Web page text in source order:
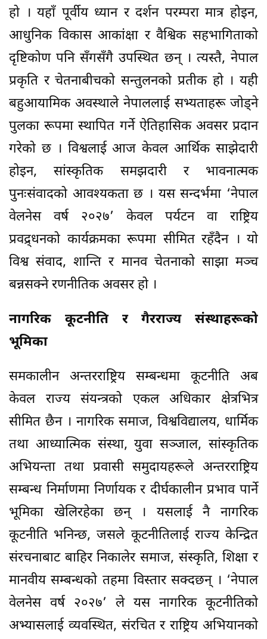
हो । यहाँ पूर्वीय ध्यान र दर्शन परम्परा मात्र होइन,
आधुनिक विकास आकांक्षा र वैश्विक सहभागिताको
दृष्टिकोण पनि सँगसँगै उपस्थित छन् । त्यस्तै, नेपाल
प्रकृति र चेतनाबीचको सन्तुलनको प्रतीक हो । यही
बहुआयामिक अवस्थाले नेपाललाई सभ्यताहरू जोड्ने
पुलका रूपमा स्थापित गर्ने ऐतिहासिक अवसर प्रदान
गरेको छ । विश्वलाई आज केवल आर्थिक साझेदारी
होइन, सांस्कृतिक समझदारी र भावनात्मक
पुनःसंवादको आवश्यकता छ । यस सन्दर्भमा ‘नेपाल
वेलनेस वर्ष २०२७’ केवल पर्यटन वा राष्ट्रिय
प्रवद्र्धनको कार्यक्रमका रूपमा सीमित रहँदैन । यो
विश्व संवाद, शान्ति र मानव चेतनाको साझा मञ्च
बन्नसक्ने रणनीतिक अवसर हो ।
नागरिक कूटनीति र गैरराज्य संस्थाहरूको
भूमिका
समकालीन अन्तरराष्ट्रिय सम्बन्धमा कूटनीति अब
केवल राज्य संयन्त्रको एकल अधिकार क्षेत्रभित्र
सीमित छैन । नागरिक समाज, विश्वविद्यालय, धार्मिक
तथा आध्यात्मिक संस्था, युवा सञ्जाल, सांस्कृतिक
अभियन्ता तथा प्रवासी समुदायहरूले अन्तरराष्ट्रिय
सम्बन्ध निर्माणमा निर्णायक र दीर्घकालीन प्रभाव पार्ने
भूमिका खेलिरहेका छन् । यसलाई नै नागरिक
कूटनीति भनिन्छ, जसले कूटनीतिलाई राज्य केन्द्रित
संरचनाबाट बाहिर निकालेर समाज, संस्कृति, शिक्षा र
मानवीय सम्बन्धको तहमा विस्तार सक्दछन् । ‘नेपाल
वेलनेस वर्ष २०२७’ ले यस नागरिक कूटनीतिको
अभ्यासलाई व्यवस्थित, संरचित र राष्ट्रिय अभियानको